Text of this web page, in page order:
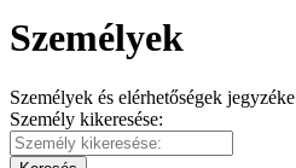
Személyek
Személyek és elérhetőségek
Személy kikeresése: